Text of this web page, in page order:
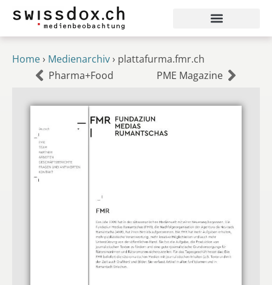
Home› Medienarchiv› plattafurma.fmr.ch
Pharma+Food
PME Magazine